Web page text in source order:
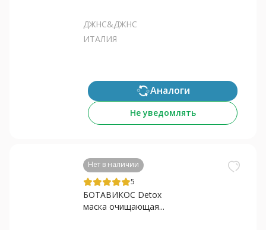
ДЖНС&ДЖНС
ИТАЛИЯ
Аналоги
Не уведомлять
Нет в наличии
5
БОТАВИКОС Detox
маска очищающая...